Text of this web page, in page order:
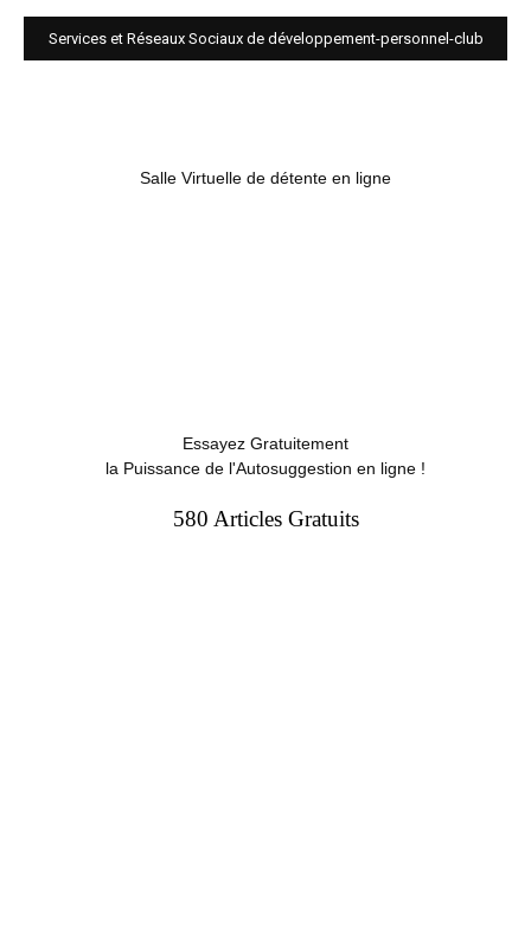
Services et Réseaux Sociaux de développement-personnel-club
Salle Virtuelle de détente en ligne
Essayez Gratuitement
la Puissance de l'Autosuggestion en ligne !
580 Articles Gratuits